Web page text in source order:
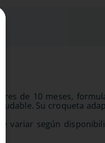
de 10 meses,
Su croqueta
variar según